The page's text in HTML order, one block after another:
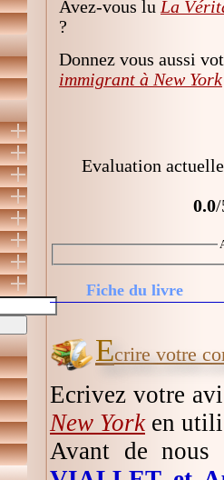
Avez-vous lu La
?
Donnez vous aussi
immigrant à New York
Evaluation
0.0/
Fiche du livre
Ecrire votre
Ecrivez votre
New Yorken
Avant de